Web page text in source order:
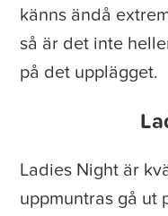
känns ändå
så är det inte
på det upplägget.
Ladies Night är
uppmuntras gå ut